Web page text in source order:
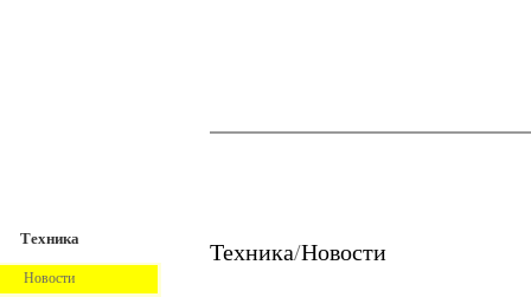
Техника
Новости
Техника/Новости